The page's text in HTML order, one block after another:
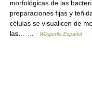
morfológicas de las
preparaciones fijas y
células se visualicen de
las… …
Wikipedia Español